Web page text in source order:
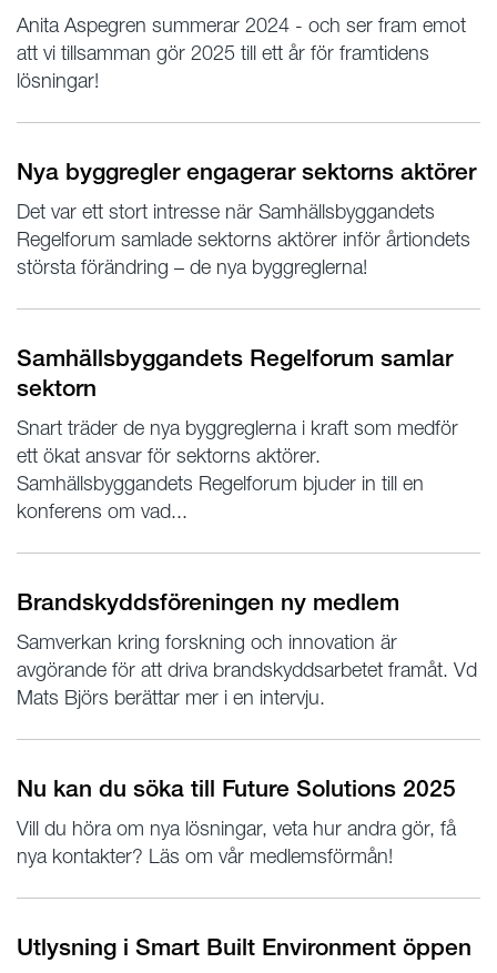
Anita Aspegren summerar 2024 - och ser fram emot
att vi tillsamman gör 2025 till ett år för framtidens
lösningar!
Nya byggregler engagerar sektorns aktörer
Det var ett stort intresse när Samhällsbyggandets
Regelforum samlade sektorns aktörer inför årtiondets
största förändring – de nya byggreglerna!
Samhällsbyggandets Regelforum samlar
sektorn
Snart träder de nya byggreglerna i kraft som medför
ett ökat ansvar för sektorns aktörer.
Samhällsbyggandets Regelforum bjuder in till en
konferens om vad...
Brandskyddsföreningen ny medlem
Samverkan kring forskning och innovation är
avgörande för att driva brandskyddsarbetet framåt. Vd
Mats Björs berättar mer i en intervju.
Nu kan du söka till Future Solutions 2025
Vill du höra om nya lösningar, veta hur andra gör, få
nya kontakter? Läs om vår medlemsförmån!
Utlysning i Smart Built Environment öppen